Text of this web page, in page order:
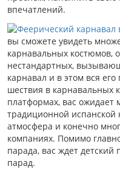
впечатлений.
вы сможете увидеть
карнавальных костюмов,
нестандартных,
карнавал и в этом вся
шествия в карнавальных
платформах, вас
традиционной испанской
атмосфера и конечно
компаниях. Помимо
парада, вас ждет
парад.